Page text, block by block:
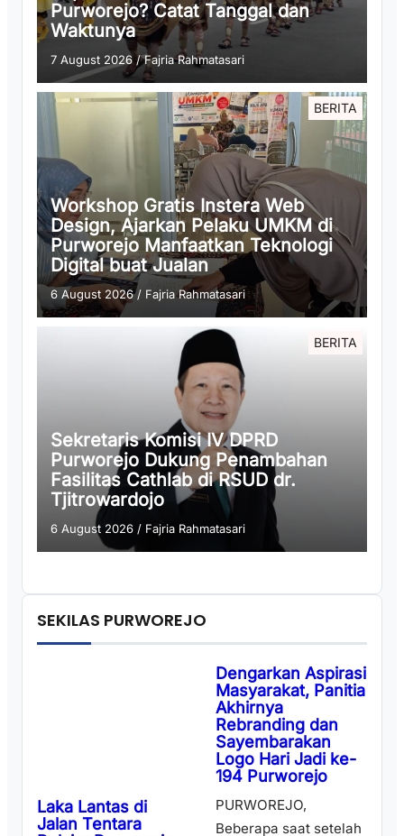
Purworejo? Catat Tanggal dan
Waktunya
7 August 2026 /Fajria Rahmatasari
BERITA
Workshop Gratis Instera Web
Design, Ajarkan Pelaku UMKM di
Purworejo Manfaatkan Teknologi
Digital buat Jualan
6 August 2026/ Fajria Rahmatasari
BERITA
Sekretaris Komisi IV DPRD
Purworejo Dukung Penambahan
Fasilitas Cathlab di RSUD dr.
Tjitrowardojo
6 August 2026 / Fajria Rahmatasari
SEKILAS PURWOREJO
Laka Lantas di
Jalan Tentara
Dengarkan Aspirasi
Masyarakat, Panitia
Akhirnya
Rebranding dan
Sayembarakan
Logo Hari Jadi ke-
194 Purworejo
PURWOREJO,
Beberapa saat setelah